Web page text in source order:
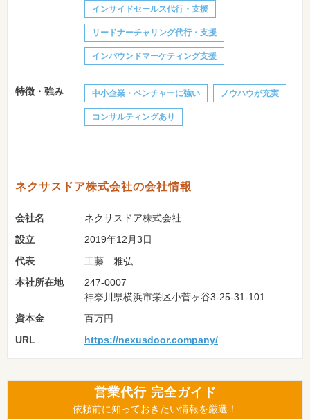
インサイドセールス代行・支援
リードナーチャリング代行・支援
インバウンドマーケティング支援
特徴・強み 中小企業・ベンチャーに強い ノウハウが充実
コンサルティングあり
ネクサスドア株式会社の会社情報
会社名
ネクサスドア株式会社
設立
2019年12月3日
代表
工藤 雅弘
本社所在地
247-0007
神奈川県横浜市栄区小菅ヶ谷3-25-31-101
資本金
百万円
URL
https://nexusdoor.company/
営業代行 完全ガイド
依頼前に知っておきたい情報を厳選！